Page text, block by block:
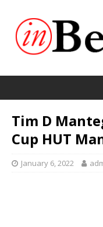
Tim D
Cup HUT
January 6, 2022